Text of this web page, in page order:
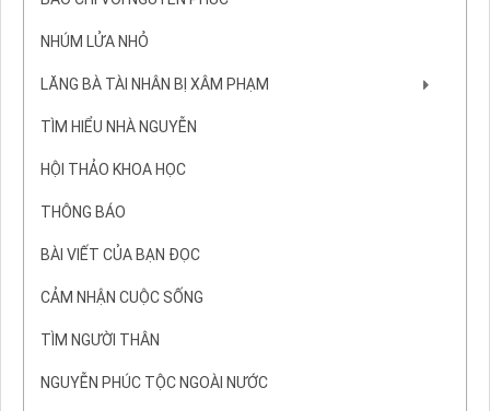
NHÚM LỬA NHỎ
LĂNG BÀ TÀI NHÂN BỊ XÂM PHẠM
TÌM HIỂU NHÀ NGUYỄN
HỘI THẢO KHOA HỌC
THÔNG BÁO
BÀI VIẾT CỦA BẠN ĐỌC
CẢM NHẬN CUỘC SỐNG
TÌM NGƯỜI THÂN
NGUYỄN PHÚC TỘC NGOÀI NƯỚC